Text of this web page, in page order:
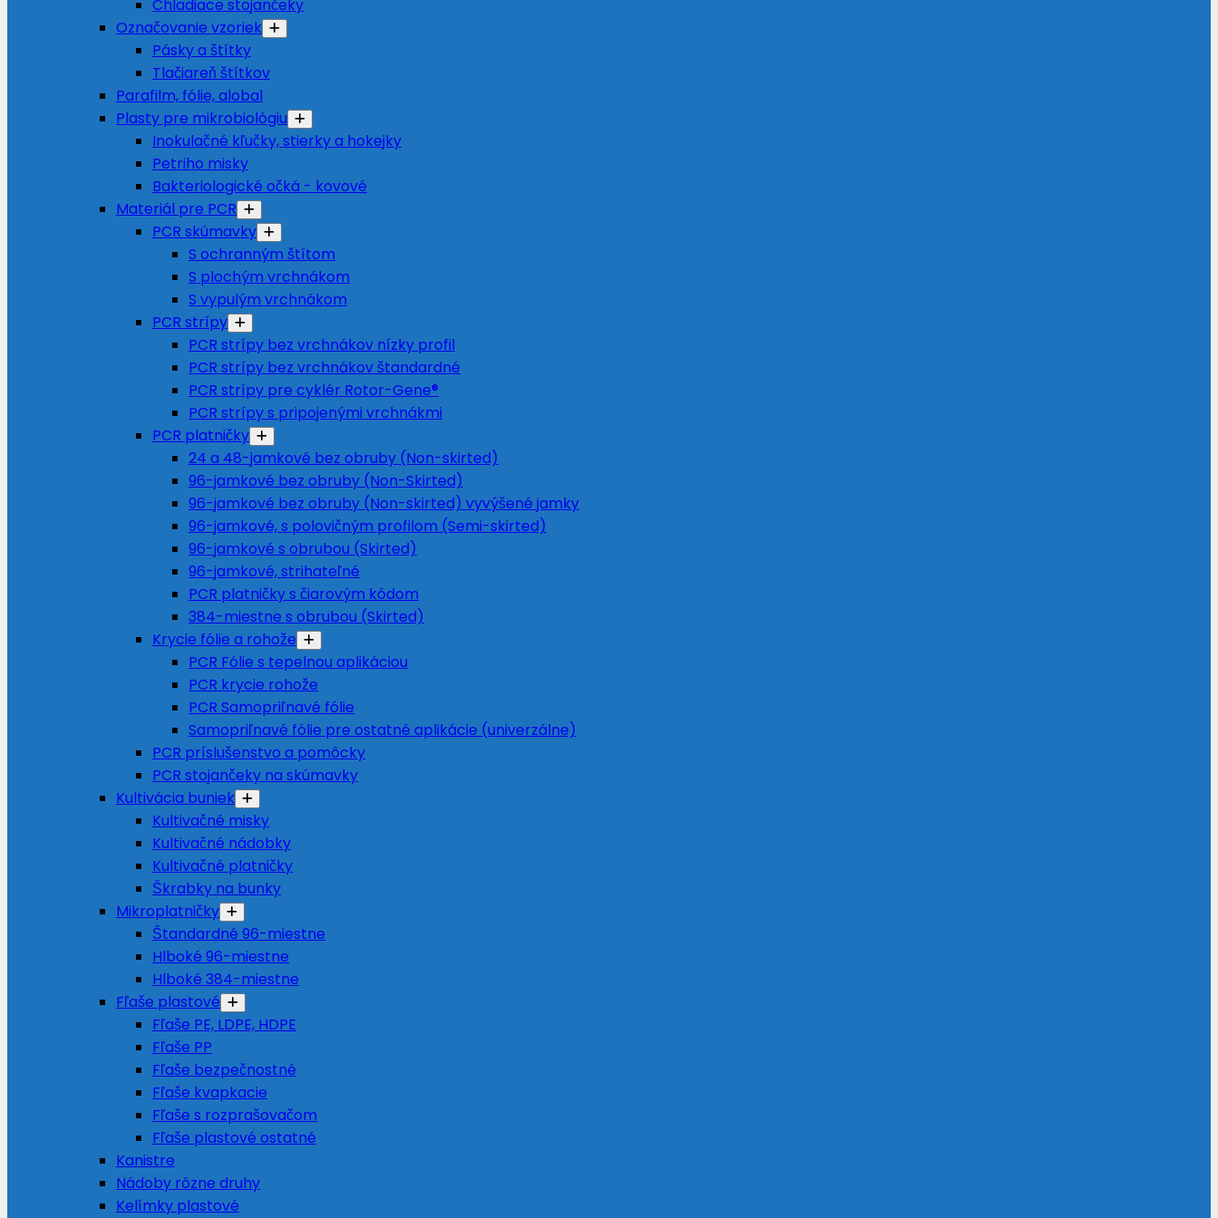
Chladiace stojančeky
Označovanie vzoriek
Pásky a štítky
Tlačiareň štítkov
Parafilm, fólie, alobal
Plasty pre mikrobiológiu
Inokulačné kľučky, stierky a hokejky
Petriho misky
Bakteriologické očká - kovové
Materiál pre PCR
PCR skúmavky
S ochranným štítom
S plochým vrchnákom
S vypulým vrchnákom
PCR strípy
PCR strípy bez vrchnákov nízky profil
PCR strípy bez vrchnákov štandardné
PCR strípy pre cyklér Rotor-Gene®
PCR strípy s pripojenými vrchnákmi
PCR platničky
24 a 48-jamkové bez obruby (Non-skirted)
96-jamkové bez obruby (Non-Skirted)
96-jamkové bez obruby (Non-skirted) vyvýšené jamky
96-jamkové, s polovičným profilom (Semi-skirted)
96-jamkové s obrubou (Skirted)
96-jamkové, strihateľné
PCR platničky s čiarovým kódom
384-miestne s obrubou (Skirted)
Krycie fólie a rohože
PCR Fólie s tepelnou aplikáciou
PCR krycie rohože
PCR Samopriľnavé fólie
Samopriľnavé fólie pre ostatné aplikácie (univerzálne)
PCR príslušenstvo a pomôcky
PCR stojančeky na skúmavky
Kultivácia buniek
Kultivačné misky
Kultivačné nádobky
Kultivačné platničky
Škrabky na bunky
Mikroplatničky
Štandardné 96-miestne
Hlboké 96-miestne
Hlboké 384-miestne
Fľaše plastové
Fľaše PE, LDPE, HDPE
Fľaše PP
Fľaše bezpečnostné
Fľaše kvapkacie
Fľaše s rozprašovačom
Fľaše plastové ostatné
Kanistre
Nádoby rôzne druhy
Kelímky plastové